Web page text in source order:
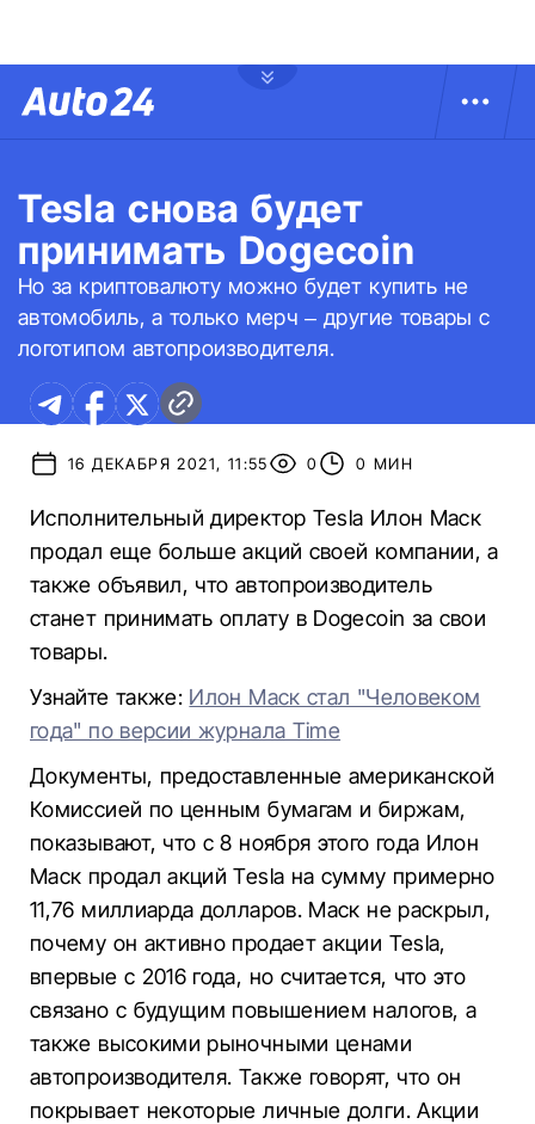
Tesla снова будет
принимать Dogecoin
Но за криптовалюту можно будет купить не
автомобиль, а только мерч – другие товары с
логотипом автопроизводителя.
16 ДЕКАБРЯ 2021, 11:55 0 0 МИН
Исполнительный директор Tesla Илон Маск
продал еще больше акций своей компании, а
также объявил, что автопроизводитель
станет принимать оплату в Dogecoin за свои
товары.
Узнайте также: Илон Маск стал "Человеком
года" по версии журнала Time
Документы, предоставленные американской
Комиссией по ценным бумагам и биржам,
показывают, что с 8 ноября этого года Илон
Маск продал акций Tesla на сумму примерно
11,76 миллиарда долларов. Маск не раскрыл,
почему он активно продает акции Tesla,
впервые с 2016 года, но считается, что это
связано с будущим повышением налогов, а
также высокими рыночными ценами
автопроизводителя. Также говорят, что он
покрывает некоторые личные долги. Акции